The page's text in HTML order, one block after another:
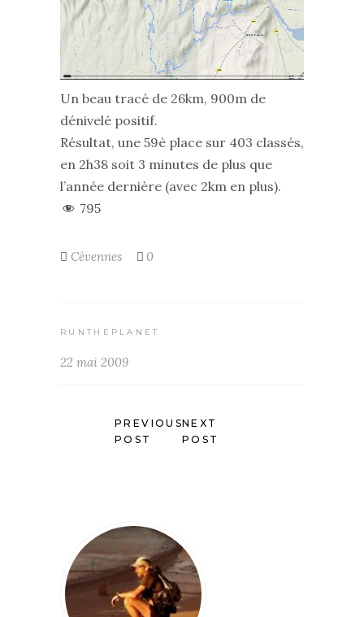
Un beau tracé de 26km, 900m de
dénivelé positif.
Résultat, une 59è place sur 403 classés,
en 2h38 soit 3 minutes de plus que
l’année dernière (avec 2km en plus).
795
Cévennes 0
RUNTHEPLANET
22 mai 2009
PREVIOUS
POST
NEXT
POST